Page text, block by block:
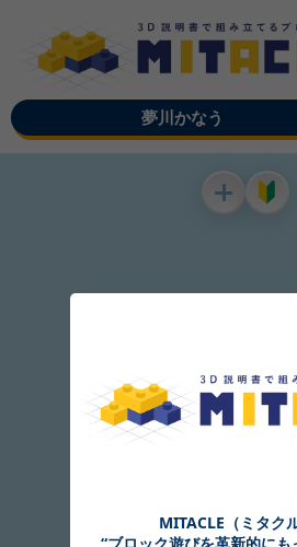
夢川かなう
MITACLE（ミタク